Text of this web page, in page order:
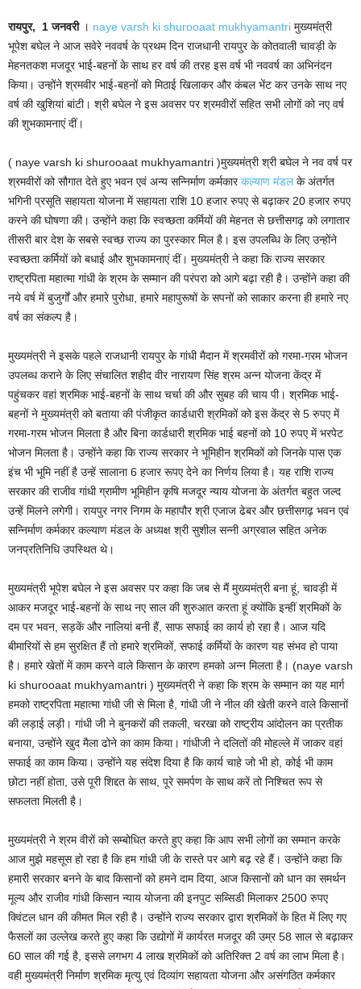
रायपुर, 1 जनवरी । naye varsh ki shurooaat mukhyamantri मुख्यमंत्री
भूपेश बघेल ने आज सवेरे नववर्ष के प्रथम दिन राजधानी रायपुर के कोतवाली चावड़ी के
मेहनतकश मजदूर भाई-बहनों के साथ हर वर्ष की तरह इस वर्ष भी नववर्ष का अभिनंदन
किया। उन्होंने श्रमवीर भाई-बहनों को मिठाई खिलाकर और कंबल भेंट कर उनके साथ नए
वर्ष की खुशियां बांटी। श्री बघेल ने इस अवसर पर श्रमवीरों सहित सभी लोगों को नए वर्ष
की शुभकामनाएं दीं।
( naye varsh ki shurooaat mukhyamantri )मुख्यमंत्री श्री बघेल ने नव वर्ष पर
श्रमवीरों को सौगात देते हुए भवन एवं अन्य सन्निर्माण कर्मकारकल्याण मंडलके अंतर्गत
भगिनी प्रसूति सहायता योजना में सहायता राशि 10 हजार रुपए से बढ़ाकर 20 हजार रुपए
करने की घोषणा की। उन्होंने कहा कि स्वच्छता कर्मियों की मेहनत से छत्तीसगढ़ को लगातार
तीसरी बार देश के सबसे स्वच्छ राज्य का पुरस्कार मिल है। इस उपलब्धि के लिए उन्होंने
स्वच्छता कर्मियों को बधाई और शुभकामनाएं दीं। मुख्यमंत्री ने कहा कि राज्य सरकार
राष्ट्रपिता महात्मा गांधी के श्रम के सम्मान की परंपरा को आगे बढ़ा रही है। उन्होंने कहा की
नये वर्ष में बुजुर्गों और हमारे पुरोधा, हमारे महापुरूषों के सपनों को साकार करना ही हमारे नए
वर्ष का संकल्प है।
मुख्यमंत्री ने इसके पहले राजधानी रायपुर के गांधी मैदान में श्रमवीरों को गरमा-गरम भोजन
उपलब्ध कराने के लिए संचालित शहीद वीर नारायण सिंह श्रम अन्न योजना केंद्र में
पहुंचकर वहां श्रमिक भाई-बहनों के साथ चर्चा की और सुबह की चाय पी। श्रमिक भाई-
बहनों ने मुख्यमंत्री को बताया की पंजीकृत कार्डधारी श्रमिकों को इस केंद्र से 5 रुपए में
गरमा-गरम भोजन मिलता है और बिना कार्डधारी श्रमिक भाई बहनों को 10 रुपए में भरपेट
भोजन मिलता है। उन्होंने कहा कि राज्य सरकार ने भूमिहीन श्रमिकों को जिनके पास एक
इंच भी भूमि नहीं है उन्हें सालाना 6 हजार रूपए देने का निर्णय लिया है। यह राशि राज्य
सरकार की राजीव गांधी ग्रामीण भूमिहीन कृषि मजदूर न्याय योजना के अंतर्गत बहुत जल्द
उन्हें मिलने लगेगी। रायपुर नगर निगम के महापौर श्री एजाज ढेबर और छत्तीसगढ़ भवन एवं
सन्निर्माण कर्मकार कल्याण मंडल के अध्यक्ष श्री सुशील सन्नी अग्रवाल सहित अनेक
जनप्रतिनिधि उपस्थित थे।
मुख्यमंत्री भूपेश बघेल ने इस अवसर पर कहा कि जब से मैं मुख्यमंत्री बना हूं, चावड़ी में
आकर मजदूर भाई-बहनों के साथ नए साल की शुरुआत करता हूं क्योंकि इन्हीं श्रमिकों के
दम पर भवन, सड़कें और नालियां बनी हैं, साफ सफाई का कार्य हो रहा है। आज यदि
बीमारियों से हम सुरक्षित हैं तो हमारे श्रमिकों, सफाई कर्मियों के कारण यह संभव हो पाया
है। हमारे खेतों में काम करने वाले किसान के कारण हमको अन्न मिलता है। (naye varsh
ki shurooaat mukhyamantri ) मुख्यमंत्री ने कहा कि श्रम के सम्मान का यह मार्ग
हमको राष्ट्रपिता महात्मा गांधी जी से मिला है, गांधी जी ने नील की खेती करने वाले किसानों
की लड़ाई लड़ी। गांधी जी ने बुनकरों की तकली, चरखा को राष्ट्रीय आंदोलन का प्रतीक
बनाया, उन्होंने खुद मैला ढोने का काम किया। गांधीजी ने दलितों की मोहल्ले में जाकर वहां
सफाई का काम किया। उन्होंने यह संदेश दिया है कि कार्य चाहे जो भी हो, कोई भी काम
छोटा नहीं होता, उसे पूरी शिद्दत के साथ, पूरे समर्पण के साथ करें तो निश्चित रूप से
सफलता मिलती है।
मुख्यमंत्री ने श्रम वीरों को सम्बोधित करते हुए कहा कि आप सभी लोगों का सम्मान करके
आज मुझे महसूस हो रहा है कि हम गांधी जी के रास्ते पर आगे बढ़ रहे हैं। उन्होंने कहा कि
हमारी सरकार बनने के बाद किसानों को हमने दाम दिया, आज किसानों को धान का समर्थन
मूल्य और राजीव गांधी किसान न्याय योजना की इनपुट सब्सिडी मिलाकर 2500 रुपए
क्विंटल धान की कीमत मिल रही है। उन्होंने राज्य सरकार द्वारा श्रमिकों के हित में लिए गए
फैसलों का उल्लेख करते हुए कहा कि उद्योगों में कार्यरत मजदूर की उम्र 58 साल से बढ़ाकर
60 साल की गई है, इससे लगभग 4 लाख श्रमिकों को अतिरिक्त 2 वर्ष का लाभ मिला है।
वही मुख्यमंत्री निर्माण श्रमिक मृत्यु एवं दिव्यांग सहायता योजना और असंगठित कर्मकार